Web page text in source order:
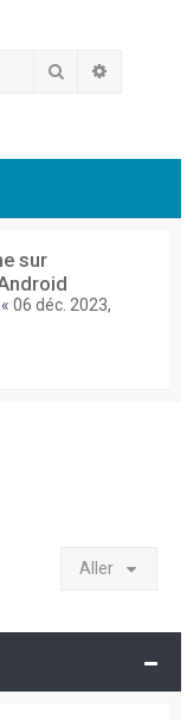
h
r
Rechercher
sur
« 06 déc. 2023,
Aller